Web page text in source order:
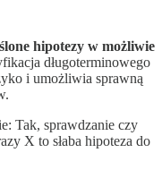
hipotezy w możliwie
długoterminowego
i umożliwia sprawną
Tak, sprawdzanie czy
X to słaba hipoteza do